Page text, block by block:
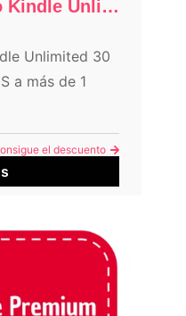
Cupón descuento Kindle Unlimited: 30 días GRATIS
Unlimited 30
a más de 1
el descuento